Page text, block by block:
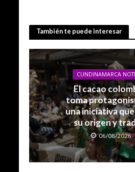
También te puede interesar
CUNDINAMARCA
El cacao
toma
una iniciativa
su origen y
06/08/2026